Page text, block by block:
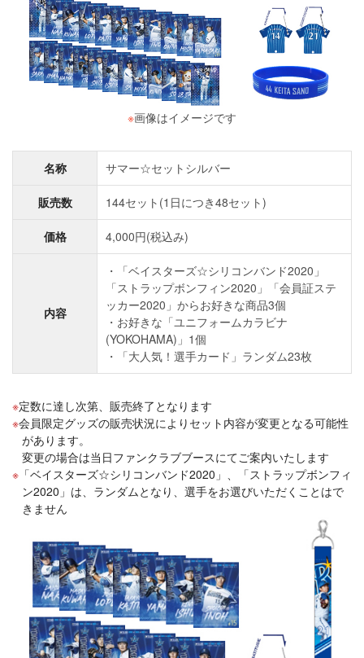
※画像はイメージです
名称 サマー☆セットシルバー
販売数 144セット(1日につき48セット)
価格 4,000円(税込み)
内容
・「ベイスターズ☆シリコンバンド2020」
「ストラップボンフィン2020」「会員証ステ
ッカー2020」からお好きな商品3個
・お好きな「ユニフォームカラビナ
(YOKOHAMA)」1個
・「大人気！選手カード」ランダム23枚
定数に達し次第、販売終了となります
会員限定グッズの販売状況によりセット内容が変更となる可能性
があります。
変更の場合は当日ファンクラブブースにてご案内いたします
「ベイスターズ☆シリコンバンド2020」、「ストラップボンフィ
ン2020」は、ランダムとなり、選手をお選びいただくことはで
きません